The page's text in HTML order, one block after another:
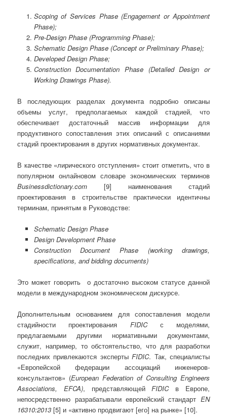
Scoping of Services Phase (Engagement or Appointment
Phase);
Pre-Design Phase (Programming Phase);
Schematic Design Phase (Concept or Preliminary Phase);
Developed Design Phase;
Construction Documentation Phase (Detailed Design or
Working Drawings Phase).
В последующих разделах документа подробно описаны
объемы услуг, предполагаемых каждой стадией, что
обеспечивает достаточный массив информации для
продуктивного сопоставления этих описаний с описаниями
стадий проектирования в других нормативных документах.
В качестве «лирического отступления» стоит отметить, что в
популярном онлайновом словаре экономических терминов
Businessdictionary.com [9] наименования стадий
проектирования в строительстве практически идентичны
терминам, принятым в Руководстве:
Schematic Design Phase
Design Development Phase
Construction Document Phase (working drawings,
specifications, and bidding documents)
Это может говорить о достаточно высоком статусе данной
модели в международном экономическом дискурсе.
Дополнительным основанием для сопоставления модели
стадийности проектирования FIDICс моделями,
предлагаемыми другими нормативными документами,
служит, например, то обстоятельство, что для разработки
последних привлекаются экспертыFIDIC. Так, специалисты
«Европейской федерации ассоциаций инженеров-
консультантов» (EuropeanFederation of Consulting Engineers
Associations, EFCA), представляющейFIDICв Европе,
непосредственно разрабатывали европейский стандарт EN
16310:2013[5] и «активно продвигают [его] на рынке» [10].